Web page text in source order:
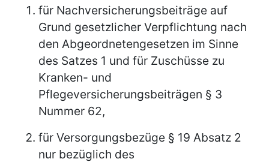
für Nachversicherungsbeiträge auf
Grund gesetzlicher Verpflichtung nach
den Abgeordnetengesetzen im Sinne
des Satzes 1 und für Zuschüsse zu
Kranken- und
Pflegeversicherungsbeiträgen § 3
Nummer 62,
für Versorgungsbezüge § 19 Absatz 2
nur bezüglich des